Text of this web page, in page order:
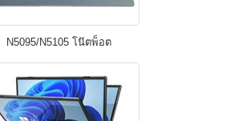
N5095/N5105 โน๊ตพ็อต